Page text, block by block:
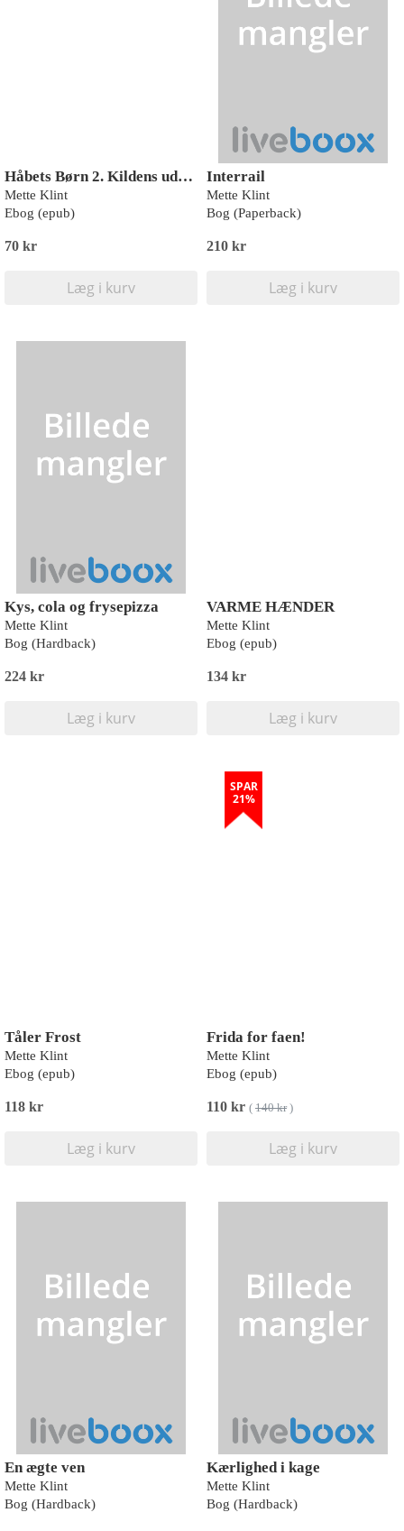
Håbets Børn 2. Kildens udspring
Mette Klint
Ebog (epub)
70 kr
Læg i kurv
Interrail
Mette Klint
Bog (Paperback)
210 kr
Læg i kurv
Kys, cola og frysepizza
Mette Klint
Bog (Hardback)
224 kr
Læg i kurv
VARME HÆNDER
Mette Klint
Ebog (epub)
134 kr
Læg i kurv
Tåler Frost
Mette Klint
Ebog (epub)
118 kr
Læg i kurv
SPAR
21%
Frida for faen!
Mette Klint
Ebog (epub)
110 kr ( 140 kr)
Læg i kurv
En ægte ven
Mette Klint
Bog (Hardback)
Kærlighed i kage
Mette Klint
Bog (Hardback)